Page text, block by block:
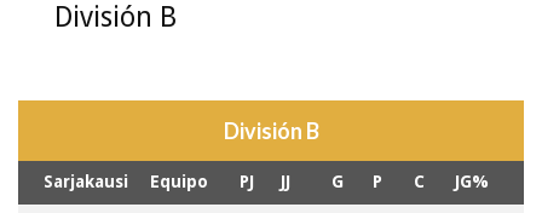
División B
División B
Sarjakausi Equipo PJ JJ G P C JG%